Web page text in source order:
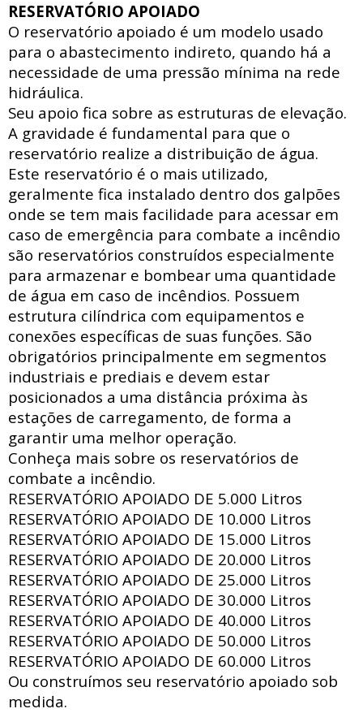
RESERVATÓRIO APOIADO
O reservatório apoiado é um modelo usado
para o abastecimento indireto, quando há a
necessidade de uma pressão mínima na rede
hidráulica.
Seu apoio fica sobre as estruturas de elevação.
A gravidade é fundamental para que o
reservatório realize a distribuição de água.
Este reservatório é o mais utilizado,
geralmente fica instalado dentro dos galpões
onde se tem mais facilidade para acessar em
caso de emergência para combate a incêndio
são reservatórios construídos especialmente
para armazenar e bombear uma quantidade
de água em caso de incêndios. Possuem
estrutura cilíndrica com equipamentos e
conexões específicas de suas funções. São
obrigatórios principalmente em segmentos
industriais e prediais e devem estar
posicionados a uma distância próxima às
estações de carregamento, de forma a
garantir uma melhor operação.
Conheça mais sobre os reservatórios de
combate a incêndio.
RESERVATÓRIO APOIADO DE 5.000 Litros
RESERVATÓRIO APOIADO DE 10.000 Litros
RESERVATÓRIO APOIADO DE 15.000 Litros
RESERVATÓRIO APOIADO DE 20.000 Litros
RESERVATÓRIO APOIADO DE 25.000 Litros
RESERVATÓRIO APOIADO DE 30.000 Litros
RESERVATÓRIO APOIADO DE 40.000 Litros
RESERVATÓRIO APOIADO DE 50.000 Litros
RESERVATÓRIO APOIADO DE 60.000 Litros
Ou construímos seu reservatório apoiado sob
medida.